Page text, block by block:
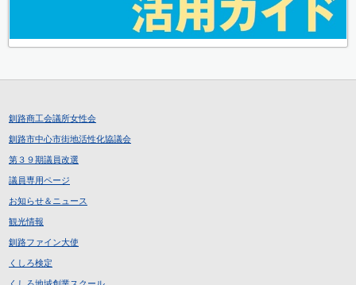
釧路商工会議所女性会
釧路市中心市街地活性化協議会
第３９期議員改選
議員専用ページ
お知らせ＆ニュース
観光情報
釧路ファイン大使
くしろ検定